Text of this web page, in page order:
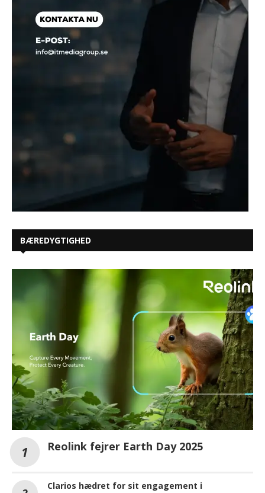
BÆREDYGTIGHED
Reolink fejrer Earth Day 2025
Clarios hædret for sit engagement i